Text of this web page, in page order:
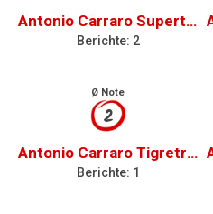
Antonio Carraro Supertigre 5500
Berichte: 2
Ø Note
2
Antonio Carraro Tigretrac 7700
Berichte: 1